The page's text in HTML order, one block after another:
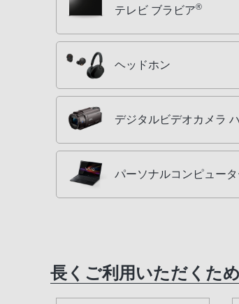
テレビ ブラビア®
ヘッドホン
デジタルビデオカメラ
パーソナルコンピュー
長くご利用いただくた